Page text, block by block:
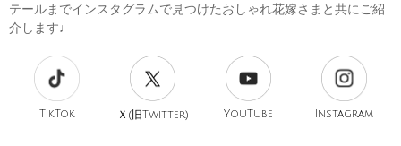
テールまでインスタグラムで見つけたおしゃれ花嫁さまと共にご紹
介します♩
TikTok Ｘ(旧Twitter) YouTube Instagram